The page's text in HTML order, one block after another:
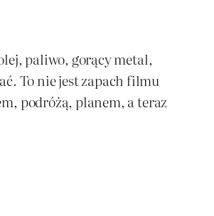
paliwo, gorący metal,
To nie jest zapach filmu
podróżą, planem, a teraz